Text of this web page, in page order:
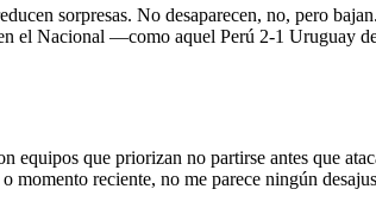
sorpresas. No desaparecen, no, pero
el Nacional —como aquel Perú 2-1
que priorizan no partirse antes que
reciente, no me parece ningún